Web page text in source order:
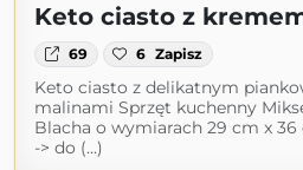
Keto ciasto z
69 6 Zapisz
Keto ciasto z delikatnym
malinami Sprzęt kuchenny
Blacha o wymiarach 29 cm x
-> do (...)